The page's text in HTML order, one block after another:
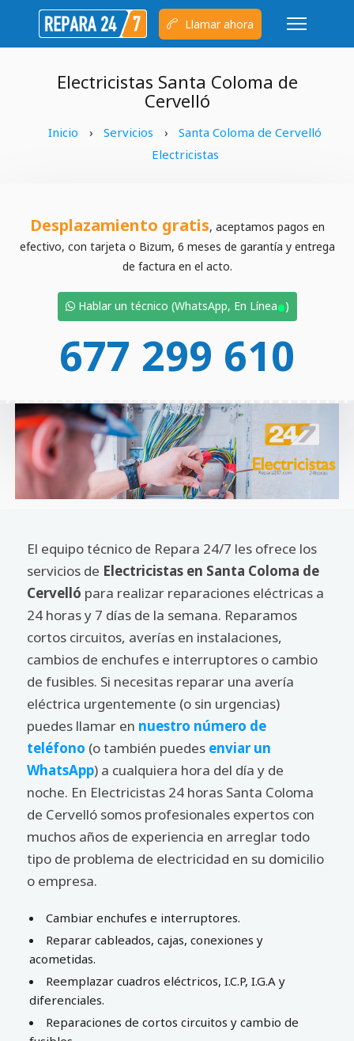
Llamar ahora
Electricistas Santa Coloma de
Cervelló
Inicio › Servicios ›
Santa Coloma de Cervelló
Electricistas
Desplazamiento gratis, aceptamos pagos en
efectivo, con tarjeta o Bizum, 6 meses de garantía y entrega
de factura en el acto.
Hablar un técnico (WhatsApp, En Línea•)
677 299 610
El equipo técnico de Repara 24/7 les ofrece los
servicios de Electricistas en Santa Coloma de
Cervelló para realizar reparaciones eléctricas a
24 horas y 7 días de la semana. Reparamos
cortos circuitos, averías en instalaciones,
cambios de enchufes e interruptores o cambio
de fusibles. Si necesitas reparar una avería
eléctrica urgentemente (o sin urgencias)
puedes llamar en nuestro número de
teléfono (o también puedes enviar un
WhatsApp) a cualquiera hora del día y de
noche. En Electricistas 24 horas Santa Coloma
de Cervelló somos profesionales expertos con
muchos años de experiencia en arreglar todo
tipo de problema de electricidad en su domicilio
o empresa.
Cambiar enchufes e interruptores.
Reparar cableados, cajas, conexiones y
acometidas.
Reemplazar cuadros eléctricos, I.C.P, I.G.A y
diferenciales.
Reparaciones de cortos circuitos y cambio de